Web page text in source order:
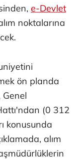
e-Devlet
noktalarına
ön planda
(0 312
konusunda
alım